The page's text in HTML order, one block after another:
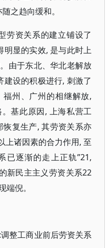
之趋向缓和。
劳资关系的建立铺设了
明显的实效, 是与此时上
由于东北、华北老解放
设的积极进行, 刺激了
州、广州的相继解放,
基此原因, 上海私营工
复生产, 其劳资关系亦
上诸因素的合力作用, 至
已逐渐的走上正轨”21,
新民主主义劳资关系22
倪。
整工商业前后劳资关系